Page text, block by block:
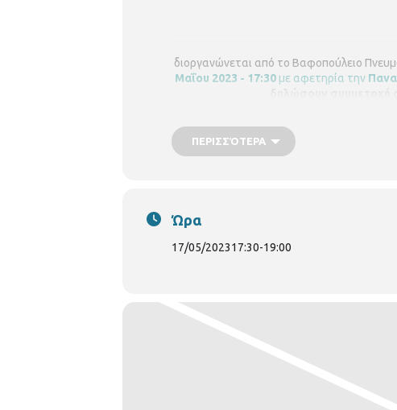
διοργανώνεται από το Βαφοπούλειο
Μαΐου 2023 - 17:30 με αφετηρία την
ΠΕΡΙΣΣΌΤΕΡΑ
Ώρα
17/05/202317:30-19:00